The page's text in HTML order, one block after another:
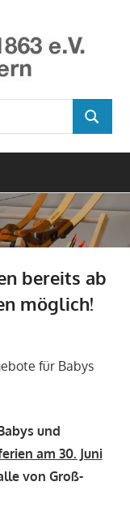
SUCHEN
bereits ab
möglich!
für Babys
und
am 30. Juni
von Groß-